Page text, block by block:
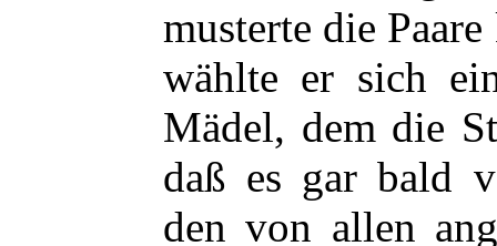
musterte die
wählte er sich
Mädel, dem die
daß es gar bald
den von allen